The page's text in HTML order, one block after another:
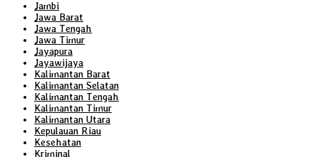
Jambi
Jawa Barat
Jawa Tengah
Jawa Timur
Jayapura
Jayawijaya
Kalimantan Barat
Kalimantan Selatan
Kalimantan Tengah
Kalimantan Timur
Kalimantan Utara
Kepulauan Riau
Kesehatan
Kriminal